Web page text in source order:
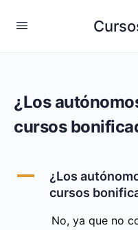
¿Los
cursos
A
¿Los
cursos
No, ya que no